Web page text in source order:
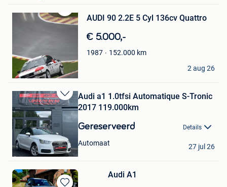
Bewaren
AUDI 90 2.2E 5 Cyl 136cv Quattro
€ 5.000,-
1987 152.000 km
Thierry TOM CAR
Nivelles
2 aug 26
Bewaren
in
Mijn
Favorieten
Audi a1 1.0tfsi Automatique S-Tronic
2017 119.000km
Gereserveerd Details
Automaat
Dm autodesign
Ransart
27 jul 26
Audi A1